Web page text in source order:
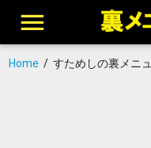
Home/ すためしの裏メニ